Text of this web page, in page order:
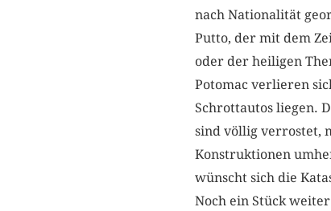
nach Nationalität
Putto, der mit dem
oder der heiligen
Potomac verlieren
Schrottautos liegen.
sind völlig verrostet,
Konstruktionen
wünscht sich die
Noch ein Stück